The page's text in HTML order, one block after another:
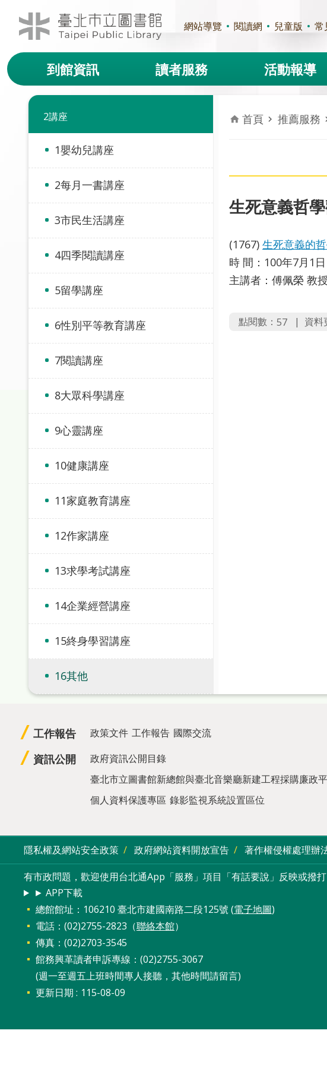
跳到主要內容區塊
網站導覽 閱讀網 兒童版 常
到館資訊 讀者服務 活動報導
2講座
1嬰幼兒講座
2每月一書講座
3市民生活講座
4四季閱讀講座
5留學講座
6性別平等教育講座
7閱讀講座
8大眾科學講座
9心靈講座
10健康講座
11家庭教育講座
12作家講座
13求學考試講座
14企業經營講座
15終身學習講座
16其他
首頁 推薦服務
生死意義哲
(1767) 生死意義的
時 間：100年7月1日
主講者：傅佩榮 教授
點閱數： 57 資料
工作報告 政策文件 工作報告 國際交流
資訊公開
政府資訊公開目錄
臺北市立圖書館新總館與臺北音樂廳新建工程採購廉政
個人資料保護專區 錄影監視系統設置區位
隱私權及網站安全政策 政府網站資料開放宣告 著作權侵權處理辦
有市政問題，歡迎使用台北通App「服務」項目「有話要說」反映或撥打
► APP下載
總館館址：106210 臺北市建國南路二段125號 (電子地圖)
電話：(02)2755-2823（聯絡本館）
傳真：(02)2703-3545
館務興革讀者申訴專線：(02)2755-3067
(週一至週五上班時間專人接聽，其他時間請留言)
更新日期
115-08-09